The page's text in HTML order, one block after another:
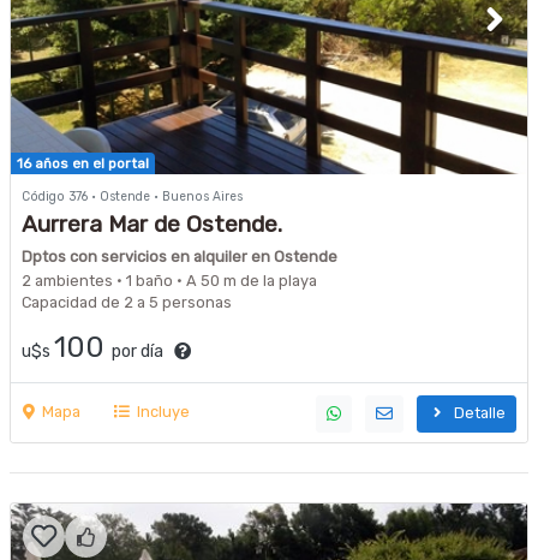
16 años en el portal
Código 376 · Ostende · Buenos Aires
Aurrera Mar de Ostende.
Dptos con servicios en alquiler en Ostende
2 ambientes · 1 baño · A 50 m de la playa
Capacidad de 2 a 5 personas
u$s 100 por día
Mapa Incluye Detalle